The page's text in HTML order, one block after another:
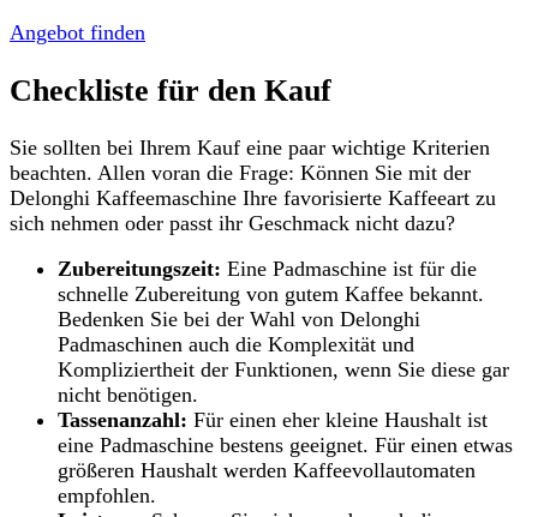
Angebot finden
Checkliste für den Kauf
Sie sollten bei Ihrem Kauf eine paar wichtige Kriterien
beachten. Allen voran die Frage: Können Sie mit der
Delonghi Kaffeemaschine Ihre favorisierte Kaffeeart zu
sich nehmen oder passt ihr Geschmack nicht dazu?
Zubereitungszeit: Eine Padmaschine ist für die
schnelle Zubereitung von gutem Kaffee bekannt.
Bedenken Sie bei der Wahl von Delonghi
Padmaschinen auch die Komplexität und
Kompliziertheit der Funktionen, wenn Sie diese gar
nicht benötigen.
Tassenanzahl: Für einen eher kleine Haushalt ist
eine Padmaschine bestens geeignet. Für einen etwas
größeren Haushalt werden Kaffeevollautomaten
empfohlen.